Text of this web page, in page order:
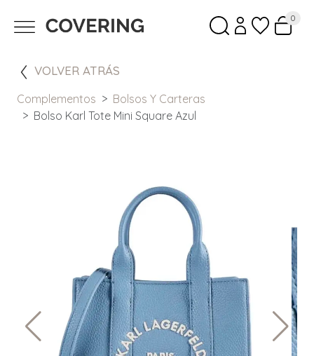
0
VOLVER ATRÁS
Complementos
Bolsos Y Carteras
Bolso Karl Tote Mini Square Azul